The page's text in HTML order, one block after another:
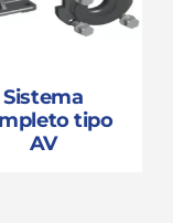
Sistema
tipo
AV